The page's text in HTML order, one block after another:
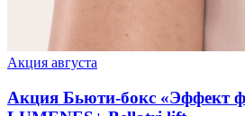
Акция августа
Акция Бьюти-бокс «Эффект